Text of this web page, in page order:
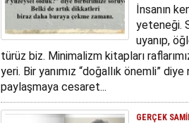
İnsanın
yeteneği.
uyanıp,
türüz biz. Minimalizm kitapları
yeri. Bir yanımız “doğallık önemli”
paylaşmaya cesaret...
GERÇEK